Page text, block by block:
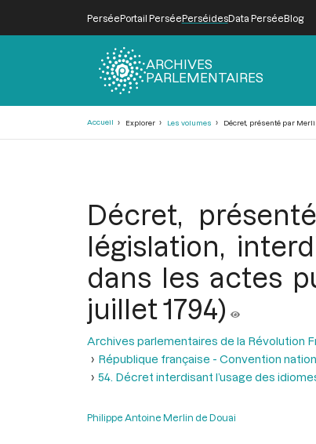
PerséePortail PerséePerséidesData PerséeBlog
ARCHIVES
PARLEMENTAIRES
Accueil Explorer Les volumes Décret, présenté par
Décret,
législation,
dans les actes
juillet 1794)
Archives parlementaires de la Révolution
République française - Convention
54. Décret interdisant l’usage des
Philippe Antoine Merlin de Douai